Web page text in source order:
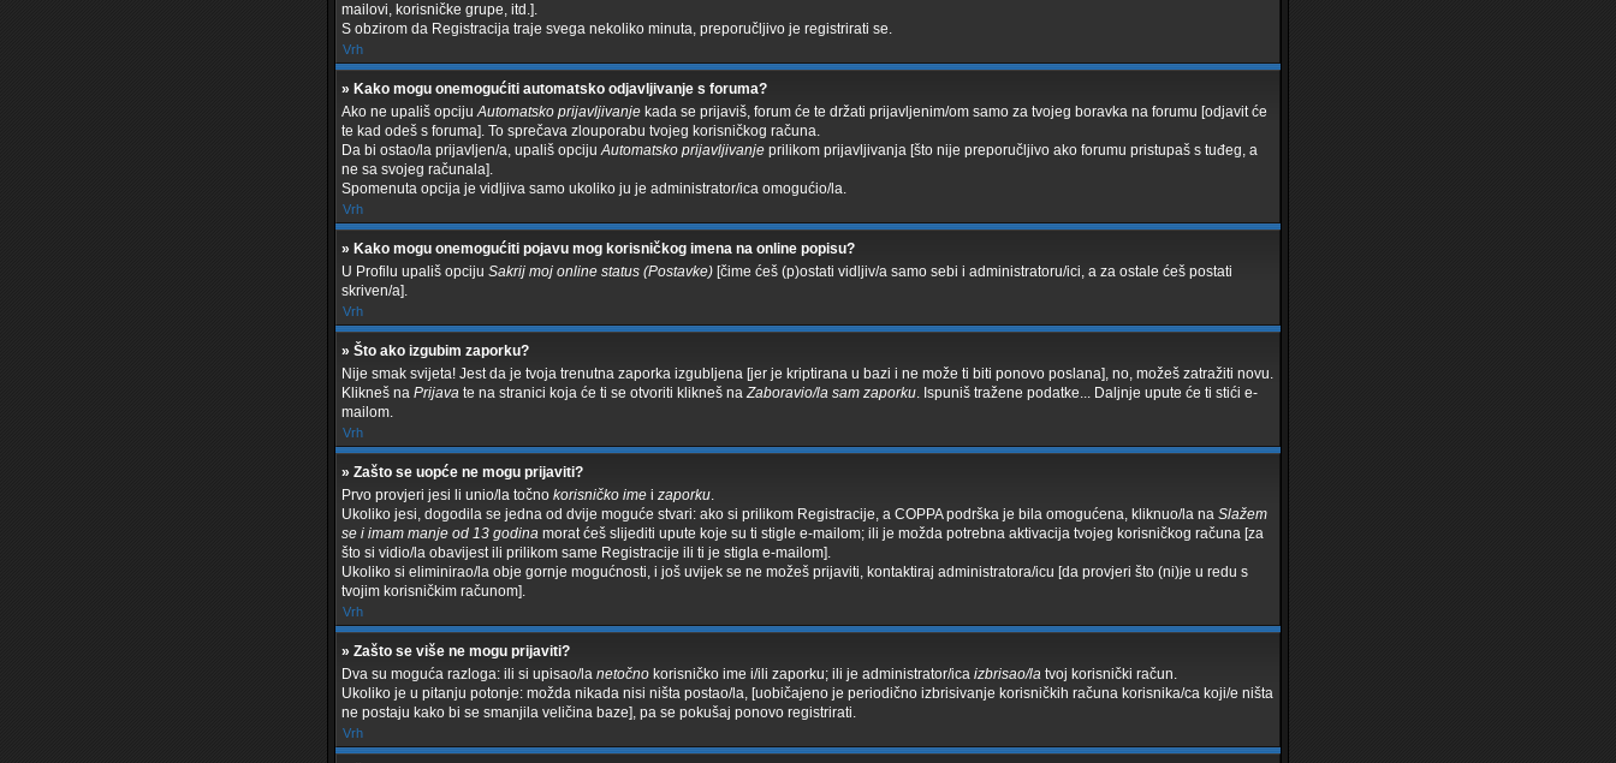
mailovi, korisničke grupe, itd.].
S obzirom da Registracija traje svega nekoliko minuta, preporučljivo je registrirati se.
Vrh
» Kako mogu onemogućiti automatsko odjavljivanje s foruma?
Ako ne upališ opcijuAutomatsko prijavljivanje kada se prijaviš, forum će te držati prijavljenim/om samo za tvojeg boravka na forumu [odjavit će
te kad odeš s foruma]. To sprečava zlouporabu tvojeg korisničkog računa.
Da bi ostao/la prijavljen/a, upališ opcijuAutomatsko prijavljivanje prilikom prijavljivanja [što nije preporučljivo ako forumu pristupaš s tuđeg, a
ne sa svojeg računala].
Spomenuta opcija je vidljiva samo ukoliko ju je administrator/ica omogućio/la.
Vrh
» Kako mogu onemogućiti pojavu mog korisničkog imena na online popisu?
U Profilu upališ opciju Sakrij moj online status (Postavke) [čime ćeš (p)ostati vidljiv/a samo sebi i administratoru/ici, a za ostale ćeš postati
skriven/a].
Vrh
» Što ako izgubim zaporku?
Nije smak svijeta! Jest da je tvoja trenutna zaporka izgubljena [jer je kriptirana u bazi i ne može ti biti ponovo poslana], no, možeš zatražiti novu.
Klikneš na Prijava te na stranici koja će ti se otvoriti klikneš naZaboravio/la sam zaporku. Ispuniš tražene podatke... Daljnje upute će ti stići e-
mailom.
Vrh
» Zašto se uopće ne mogu prijaviti?
Prvo provjeri jesi li unio/la točno korisničko ime i zaporku.
Ukoliko jesi, dogodila se jedna od dvije moguće stvari: ako si prilikom Registracije, a COPPA podrška je bila omogućena, kliknuo/la na Slažem
se i imam manje od 13 godina morat ćeš slijediti upute koje su ti stigle e-mailom; ili je možda potrebna aktivacija tvojeg korisničkog računa [za
što si vidio/la obavijest ili prilikom same Registracije ili ti je stigla e-mailom].
Ukoliko si eliminirao/la obje gornje mogućnosti, i još uvijek se ne možeš prijaviti, kontaktiraj administratora/icu [da provjeri što (ni)je u redu s
tvojim korisničkim računom].
Vrh
» Zašto se više ne mogu prijaviti?
Dva su moguća razloga: ili si upisao/la netočno korisničko ime i/ili zaporku; ili je administrator/ica izbrisao/la tvoj korisnički račun.
Ukoliko je u pitanju potonje: možda nikada nisi ništa postao/la, [uobičajeno je periodično izbrisivanje korisničkih računa korisnika/ca koji/e ništa
ne postaju kako bi se smanjila veličina baze], pa se pokušaj ponovo registrirati.
Vrh